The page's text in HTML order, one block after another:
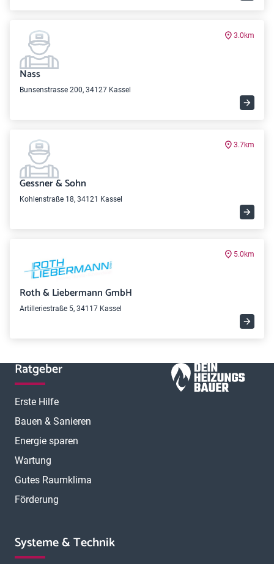
3.0km
Nass
Bunsenstrasse 200, 34127 Kassel
3.7km
Gessner & Sohn
Kohlenstraße 18, 34121 Kassel
5.0km
Roth & Liebermann GmbH
Artilleriestraße 5, 34117 Kassel
Ratgeber
Erste Hilfe
Bauen & Sanieren
Energie sparen
Wartung
Gutes Raumklima
Förderung
Systeme & Technik